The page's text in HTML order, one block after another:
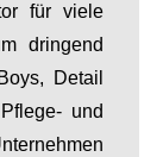
für viele
dringend
Detail
und